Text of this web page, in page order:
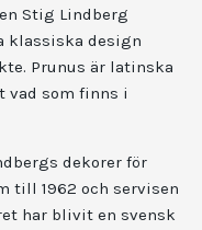
Stig Lindberg
klassiska design
Prunus är latinska
vad som finns i
dekorer för
till 1962 och servisen
har blivit en svensk